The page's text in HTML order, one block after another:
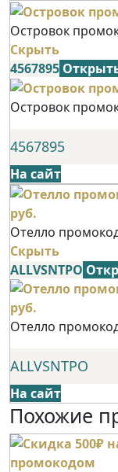
Островок
Скрыть
4567895
Островок
4567895
На сайт
Отелло
Скрыть
ALLVSNTPO
Отелло
ALLVSNTPO
На сайт
Похожие